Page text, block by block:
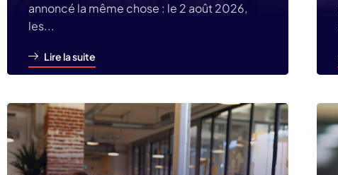
annoncé la même chose : le 2 août 2026,
les...
Lire la suite